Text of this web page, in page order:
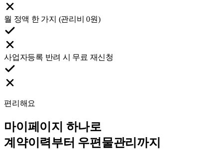
월 정액 한 가지 (관리비 0원)
사업자등록 반려 시 무료 재신청
편리해요
마이페이지 하나로
계약이력부터 우편물관리까지